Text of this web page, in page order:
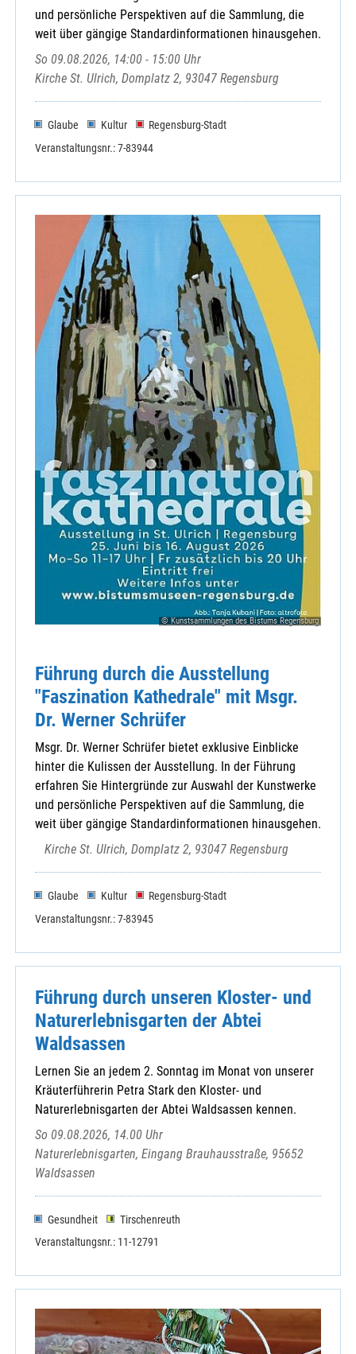
und persönliche Perspektiven auf die Sammlung, die
weit über gängige Standardinformationen hinausgehen.
So 09.08.2026, 14:00 - 15:00 Uhr
Kirche St. Ulrich, Domplatz 2, 93047 Regensburg
Glaube Kultur
Regensburg-Stadt
Veranstaltungsnr.: 7-83944
© Kunstsammlungen des Bistums Regensburg
Führung durch die Ausstellung
"Faszination Kathedrale" mit Msgr.
Dr. Werner Schrüfer
Msgr. Dr. Werner Schrüfer bietet exklusive Einblicke
hinter die Kulissen der Ausstellung. In der Führung
erfahren Sie Hintergründe zur Auswahl der Kunstwerke
und persönliche Perspektiven auf die Sammlung, die
weit über gängige Standardinformationen hinausgehen.
Kirche St. Ulrich, Domplatz 2, 93047 Regensburg
Glaube Kultur
Regensburg-Stadt
Veranstaltungsnr.: 7-83945
Führung durch unseren Kloster- und
Naturerlebnisgarten der Abtei
Waldsassen
Lernen Sie an jedem 2. Sonntag im Monat von unserer
Kräuterführerin Petra Stark den Kloster- und
Naturerlebnisgarten der Abtei Waldsassen kennen.
So 09.08.2026, 14.00 Uhr
Naturerlebnisgarten, Eingang Brauhausstraße, 95652
Waldsassen
Gesundheit
Tirschenreuth
Veranstaltungsnr.: 11-12791